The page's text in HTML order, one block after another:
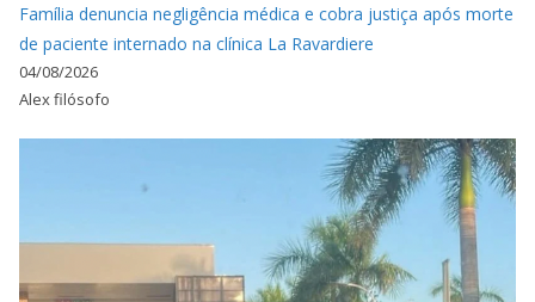
Família denuncia negligência médica e cobra justiça após morte
de paciente internado na clínica La Ravardiere
04/08/2026
Alex filósofo